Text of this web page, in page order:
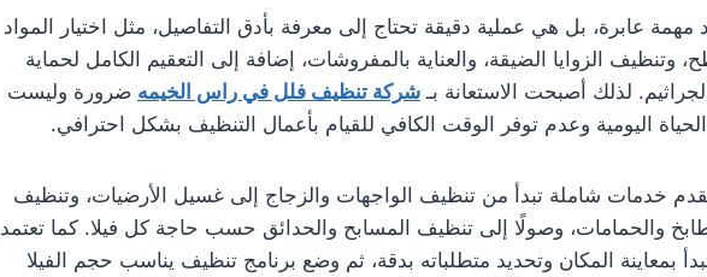
عابرة، بل هي عملية دقيقة تحتاج إلى معرفة بأدق التفاصيل، مثل اختيار المواد
وتنظيف الزوايا الضيقة، والعناية بالمفروشات، إضافة إلى التعقيم الكامل لحماية
لذلك أصبحت الاستعانة بـشركة تنظيف فلل في راس الخيمه ضرورة وليست
اليومية وعدم توفر الوقت الكافي للقيام بأعمال التنظيف بشكل احترافي.
خدمات شاملة تبدأ من تنظيف الواجهات والزجاج إلى غسيل الأرضيات، وتنظيف
والحمامات، وصولًا إلى تنظيف المسابح والحدائق حسب حاجة كل فيلا. كما تعتمد
المكان وتحديد متطلباته بدقة، ثم وضع برنامج تنظيف يناسب حجم الفيلا